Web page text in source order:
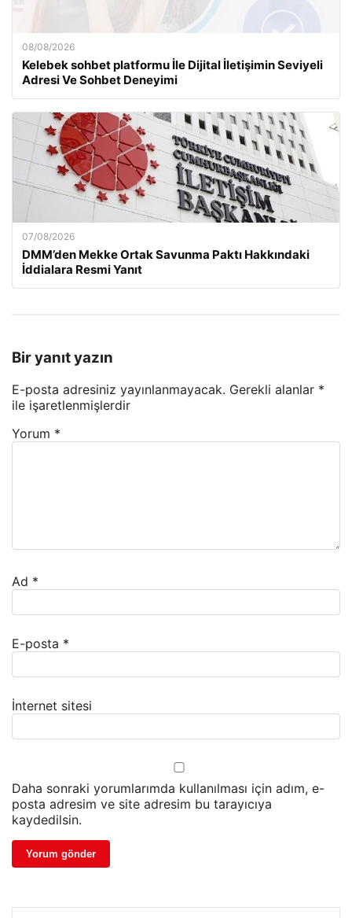
08/08/2026
Kelebek sohbet platformu İle Dijital İletişimin Seviyeli
Adresi Ve Sohbet Deneyimi
07/08/2026
DMM’den Mekke Ortak Savunma Paktı Hakkındaki
İddialara Resmi Yanıt
Bir yanıt yazın
E-posta adresiniz yayınlanmayacak. Gerekli alanlar *
ile işaretlenmişlerdir
Yorum *
Ad *
E-posta *
İnternet sitesi
Daha sonraki yorumlarımda kullanılması için adım, e-
posta adresim ve site adresim bu tarayıcıya
kaydedilsin.